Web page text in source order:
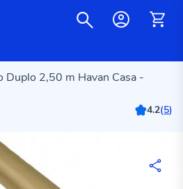
Duplo 2,50 m Havan Casa -
4.2(5)